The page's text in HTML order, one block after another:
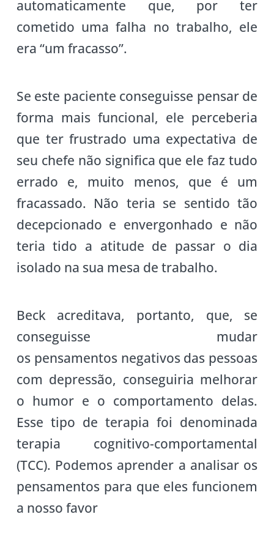
automaticamente que, por ter
cometido uma falha no trabalho, ele
era “um fracasso”.
Se este paciente conseguisse pensar de
forma mais funcional, ele perceberia
que ter frustrado uma expectativa de
seu chefe não significa que ele faz tudo
errado e, muito menos, que é um
fracassado. Não teria se sentido tão
decepcionado e envergonhado e não
teria tido a atitude de passar o dia
isolado na sua mesa de trabalho.
Beck acreditava, portanto, que, se
conseguisse mudar
os pensamentos negativos das pessoas
com depressão, conseguiria melhorar
o humor e o comportamento delas.
Esse tipo de terapia foi denominada
terapia cognitivo-comportamental
(TCC). Podemos aprender a analisar os
pensamentos para que eles funcionem
a nosso favor